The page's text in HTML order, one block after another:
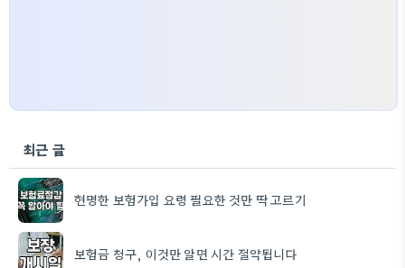
최근 글
현명한 보험가입 요령 필요한 것만 딱 고르기
보험금 청구, 이것만 알면 시간 절약됩니다